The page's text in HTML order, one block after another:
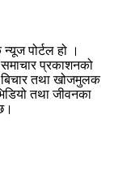
पोर्टल हो ।
समाचार प्रकाशनको
तथा खोजमुलक
तथा जीवनका